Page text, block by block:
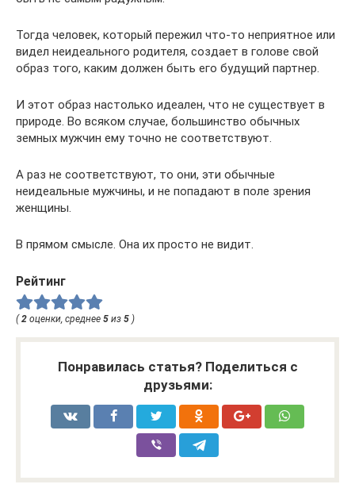
Тогда человек, который пережил что-то неприятное или
видел неидеального родителя, создает в голове свой
образ того, каким должен быть его будущий партнер.
И этот образ настолько идеален, что не существует в
природе. Во всяком случае, большинство обычных
земных мужчин ему точно не соответствуют.
А раз не соответствуют, то они, эти обычные
неидеальные мужчины, и не попадают в поле зрения
женщины.
В прямом смысле. Она их просто не видит.
Рейтинг
(2 оценки, среднее 5 из 5 )
Понравилась статья? Поделиться с
друзьями: